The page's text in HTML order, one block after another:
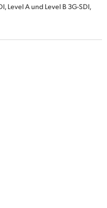
Level A und Level B 3G-SDI,